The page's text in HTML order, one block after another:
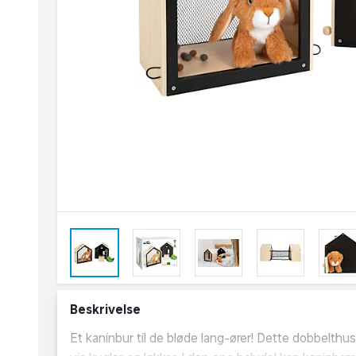
Beskrivelse
Et kaninbur til de bløde lang-ører! Dette